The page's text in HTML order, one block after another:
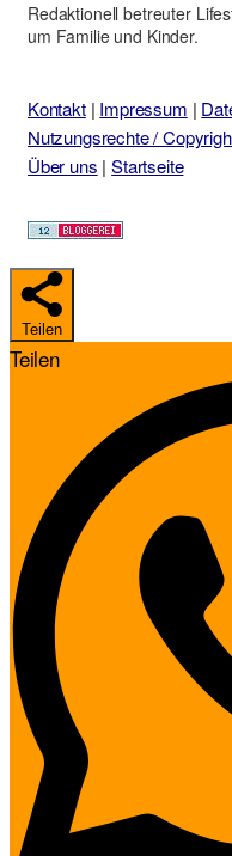
Redaktionell betreuter
um Familie und Kinder.
Kontakt| Impressum |
Nutzungsrechte /
Über uns |Startseite
Teilen
Teilen